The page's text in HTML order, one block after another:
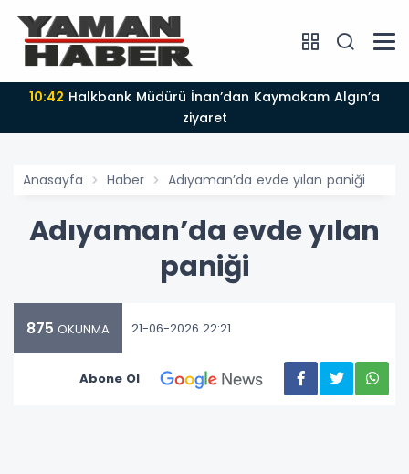
10:42
ziyaret
Anasayfa Haber Adıyaman’da evde yılan paniği
Adıyaman’da evde yılan
paniği
875 OKUNMA 21-06-2026 22:21
Abone Ol